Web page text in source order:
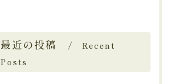
最近の投稿
Recent
Posts